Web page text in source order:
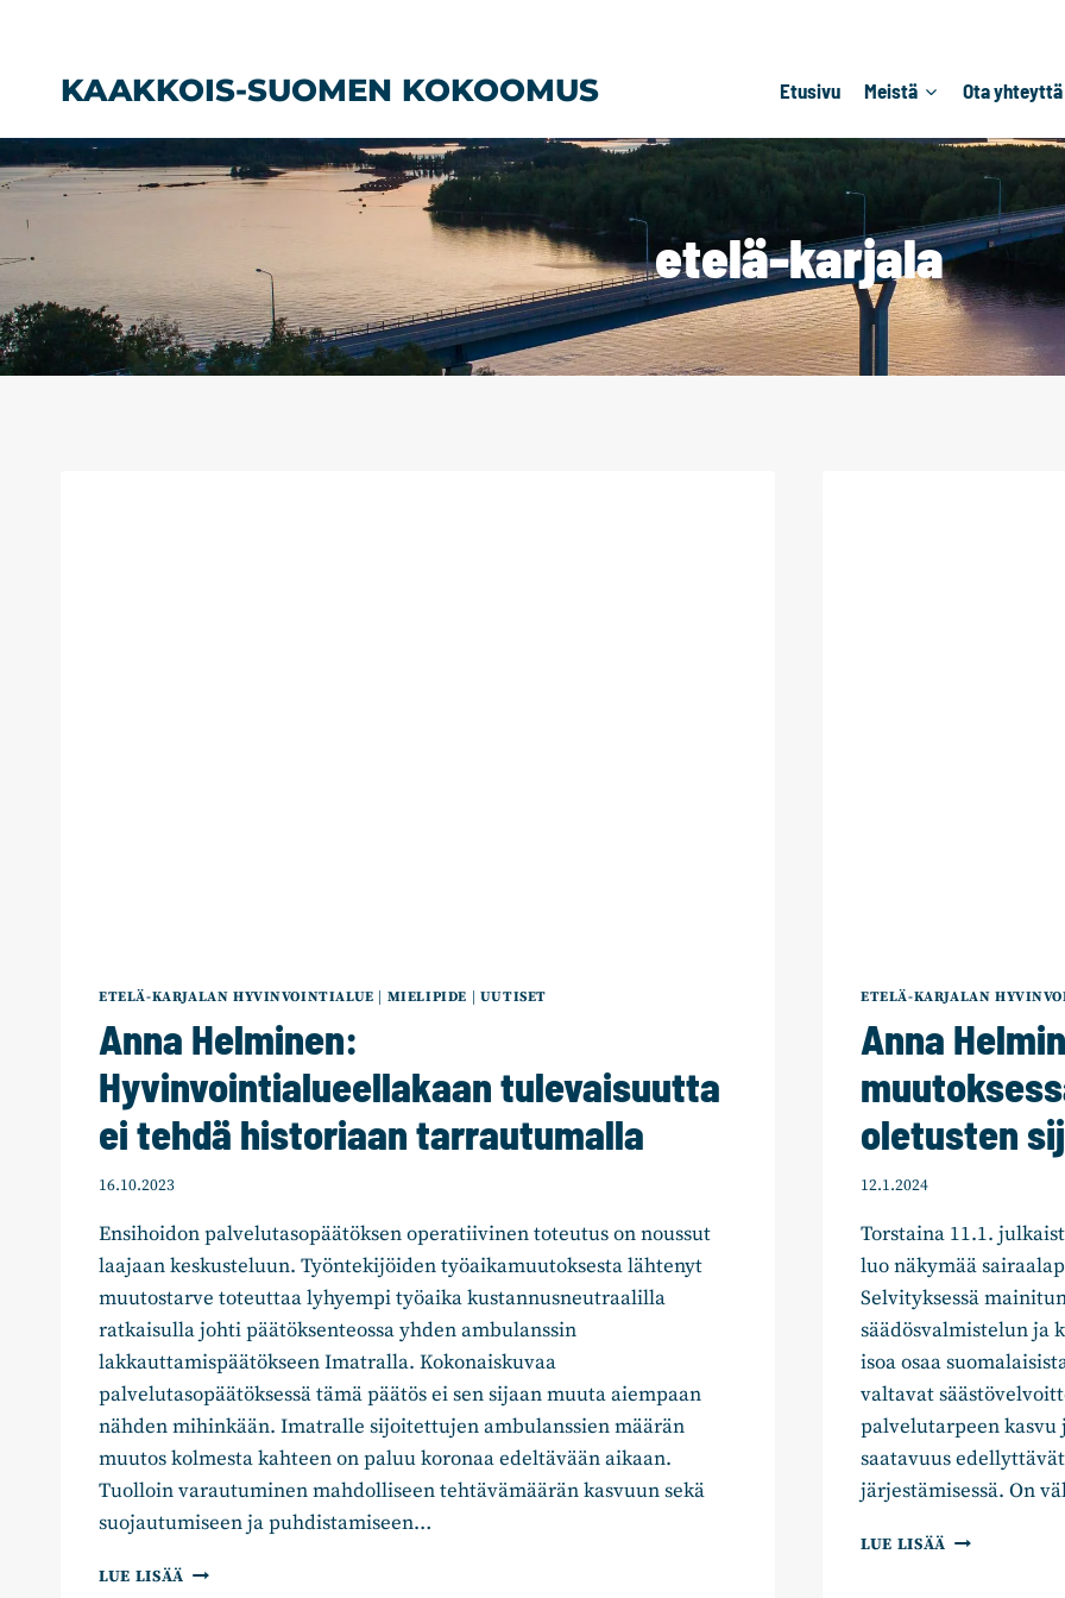
KAAKKOIS-SUOMEN KOKOOMUS Etusivu Meistä Ota yhteyttä
etelä-karjala
ETELÄ-KARJALAN HYVINVOINTIALUE | MIELIPIDE | UUTISET
Anna Helminen:
Hyvinvointialueellakaan tulevaisuutta
ei tehdä historiaan tarrautumalla
16.10.2023
Ensihoidon palvelutasopäätöksen operatiivinen toteutus on noussut
laajaan keskusteluun. Työntekijöiden työaikamuutoksesta lähtenyt
muutostarve toteuttaa lyhyempi työaika kustannusneutraalilla
ratkaisulla johti päätöksenteossa yhden ambulanssin
lakkauttamispäätökseen Imatralla. Kokonaiskuvaa
palvelutasopäätöksessä tämä päätös ei sen sijaan muuta aiempaan
nähden mihinkään. Imatralle sijoitettujen ambulanssien määrän
muutos kolmesta kahteen on paluu koronaa edeltävään aikaan.
Tuolloin varautuminen mahdolliseen tehtävämäärän kasvuun sekä
suojautumiseen ja puhdistamiseen…
LUE LISÄÄ ANNA
ETELÄ-KARJALAN
Anna
oletusten
12.1.2024
Torstaina 11.1.
luo näkymää
Selvityksessä
säädösvalmistelun ja
isoa osaa
valtavat
palvelutarpeen
saatavuus
järjestämisessä. On
LUE LISÄÄ ANNA